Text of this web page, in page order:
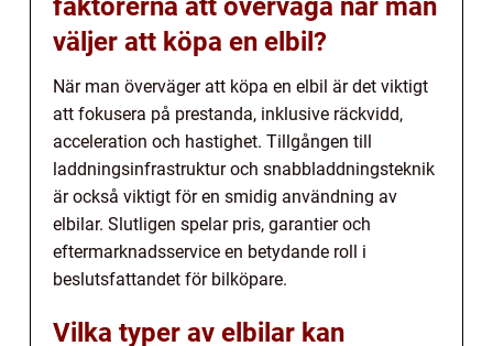
faktorerna att överväga när man
väljer att köpa en elbil?
När man överväger att köpa en elbil är det viktigt
att fokusera på prestanda, inklusive räckvidd,
acceleration och hastighet. Tillgången till
laddningsinfrastruktur och snabbladdningsteknik
är också viktigt för en smidig användning av
elbilar. Slutligen spelar pris, garantier och
eftermarknadsservice en betydande roll i
beslutsfattandet för bilköpare.
Vilka typer av elbilar kan